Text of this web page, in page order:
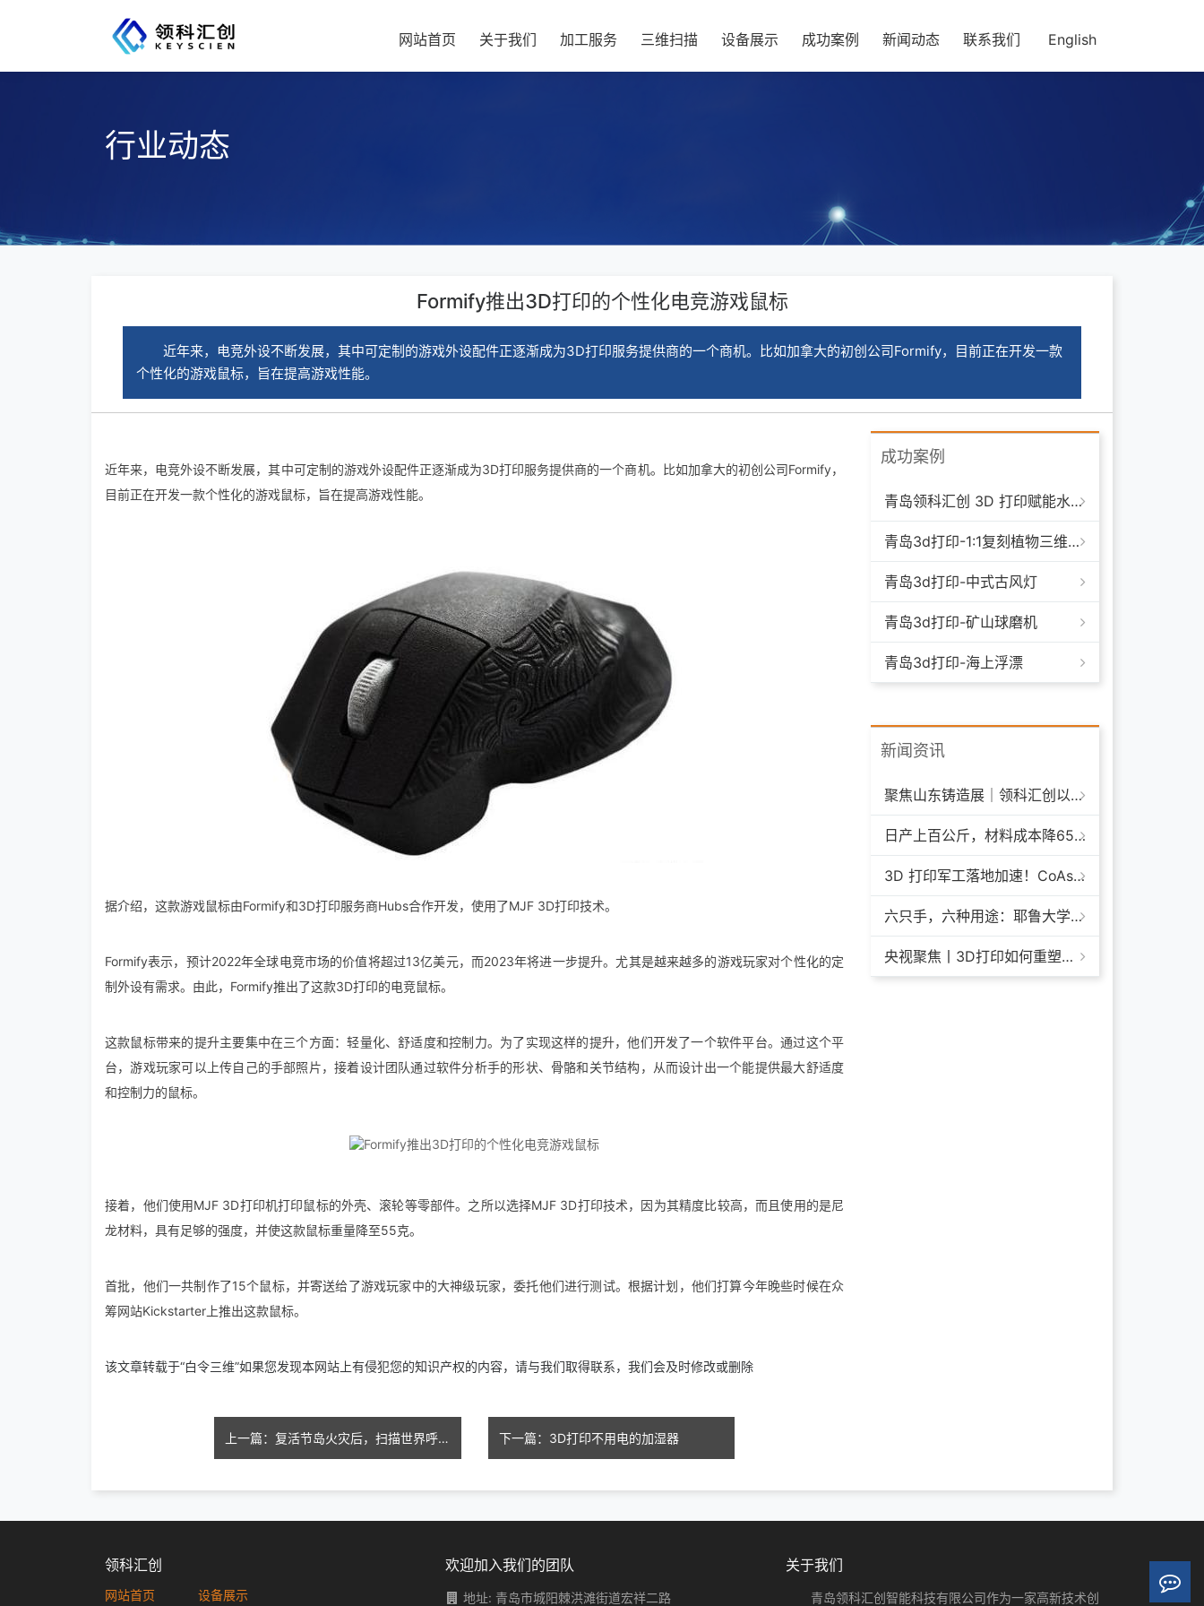
网站首页 关于我们 加工服务 三维扫描 设备展示 成功案例 新闻动态 联系我们 English
行业动态
Formify推出3D打印的个性化电竞游戏鼠标
近年来，电竞外设不断发展，其中可定制的游戏外设配件正逐渐成为3D打印服务提供商的一个商机。比如加拿大的初创公司Formify，目前正在开发一款
个性化的游戏鼠标，旨在提高游戏性能。
近年来，电竞外设不断发展，其中可定制的游戏外设配件正逐渐成为3D打印服务提供商的一个商机。比如加拿大的初创公司Formify，
目前正在开发一款个性化的游戏鼠标，旨在提高游戏性能。
据介绍，这款游戏鼠标由Formify和3D打印服务商Hubs合作开发，使用了MJF 3D打印技术。
Formify表示，预计2022年全球电竞市场的价值将超过13亿美元，而2023年将进一步提升。尤其是越来越多的游戏玩家对个性化的定
制外设有需求。由此，Formify推出了这款3D打印的电竞鼠标。
这款鼠标带来的提升主要集中在三个方面：轻量化、舒适度和控制力。为了实现这样的提升，他们开发了一个软件平台。通过这个平
台，游戏玩家可以上传自己的手部照片，接着设计团队通过软件分析手的形状、骨骼和关节结构，从而设计出一个能提供最大舒适度
和控制力的鼠标。
接着，他们使用MJF 3D打印机打印鼠标的外壳、滚轮等零部件。之所以选择MJF 3D打印技术，因为其精度比较高，而且使用的是尼
龙材料，具有足够的强度，并使这款鼠标重量降至55克。
首批，他们一共制作了15个鼠标，并寄送给了游戏玩家中的大神级玩家，委托他们进行测试。根据计划，他们打算今年晚些时候在众
筹网站Kickstarter上推出这款鼠标。
该文章转载于“白令三维”如果您发现本网站上有侵犯您的知识产权的内容，请与我们取得联系，我们会及时修改或删除
上一篇：复活节岛火灾后，扫描世界呼吁大家扫描多扫描文物、古迹 下一篇：3D打印不用电的加湿器
成功案例
青岛领科汇创 3D 打印赋能水下清洁机器人：突破传统制造，深耕海洋智能装备新场景
青岛3d打印-1:1复刻植物三维模型
青岛3d打印-中式古风灯
青岛3d打印-矿山球磨机
青岛3d打印-海上浮漂
新闻资讯
聚焦山东铸造展｜领科汇创以 3D 打印技术赋能铸造模具革新
日产上百公斤，材料成本降65%+，领科汇创FGF颗粒料3D打印机
3D 打印军工落地加速！CoAspire 入选美军 FAMM 导弹项目，RAACM 巡航导弹依托增材制造推进量产
六只手，六种用途：耶鲁大学开发成本仅几百美元的3D打印多功能假肢套装
央视聚焦丨3D打印如何重塑航天制造——1毫米
领科汇创
网站首页 设备展示
欢迎加入我们的团队
地址: 青岛市城阳棘洪滩街道宏祥二路
关于我们
青岛领科汇创智能科技有限公司作为一家高新技术创